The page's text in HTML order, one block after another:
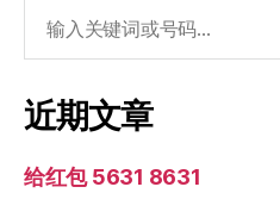
索：
近期文章
给红包 5631 8631